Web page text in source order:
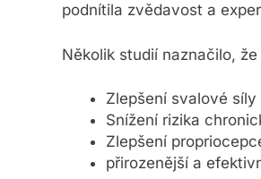
podnítila zvědavost a
Několik studií naznačilo,
Zlepšení svalové
Snížení rizika
Zlepšení
přirozenější a